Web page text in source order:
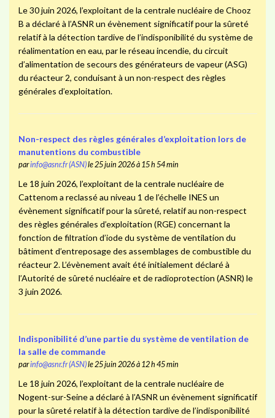
Le 30 juin 2026, l’exploitant de la centrale nucléaire de Chooz
B a déclaré à l’ASNR un évènement significatif pour la sûreté
relatif à la détection tardive de l’indisponibilité du système de
réalimentation en eau, par le réseau incendie, du circuit
d’alimentation de secours des générateurs de vapeur (ASG)
du réacteur 2, conduisant à un non-respect des règles
générales d’exploitation.
Non-respect des règles générales d’exploitation lors de
manutentions du combustible
parinfo@asnr.fr (ASN)le 25 juin 2026 à 15 h 54 min
Le 18 juin 2026, l’exploitant de la centrale nucléaire de
Cattenom a reclassé au niveau 1 de l’échelle INES un
évènement significatif pour la sûreté, relatif au non-respect
des règles générales d’exploitation (RGE) concernant la
fonction de filtration d’iode du système de ventilation du
bâtiment d’entreposage des assemblages de combustible du
réacteur 2. L’évènement avait été initialement déclaré à
l’Autorité de sûreté nucléaire et de radioprotection (ASNR) le
3 juin 2026.
Indisponibilité d’une partie du système de ventilation de
la salle de commande
parinfo@asnr.fr (ASN)le 25 juin 2026 à 12 h 45 min
Le 18 juin 2026, l’exploitant de la centrale nucléaire de
Nogent-sur-Seine a déclaré à l’ASNR un évènement significatif
pour la sûreté relatif à la détection tardive de l’indisponibilité